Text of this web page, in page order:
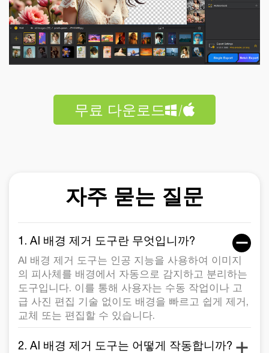
무료 다운로드
자주 묻는 질문
1. AI 배경 제거 도구란 무엇입니까?
AI 배경 제거 도구는 인공 지능을 사용하여 이미지
의 피사체를 배경에서 자동으로 감지하고 분리하는
도구입니다. 이를 통해 사용자는 수동 작업이나 고
급 사진 편집 기술 없이도 배경을 빠르고 쉽게 제거,
교체 또는 편집할 수 있습니다.
2. AI 배경 제거 도구는 어떻게 작동합니까?